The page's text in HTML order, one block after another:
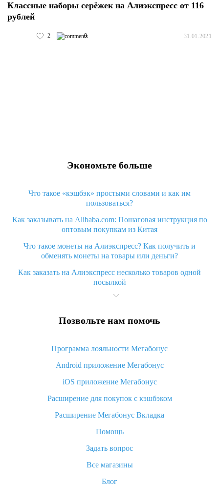
Классные наборы серёжек на Алиэкспресс от 116
рублей
2 0 31.01.2021
Экономьте больше
Что такое «кэшбэк» простыми словами и как им
пользоваться?
Как заказывать на Alibaba.com: Пошаговая инструкция по
оптовым покупкам из Китая
Что такое монеты на Алиэкспресс? Как получить и
обменять монеты на товары или деньги?
Как заказать на Алиэкспресс несколько товаров одной
посылкой
Что значит статус «Заказ закрыт» на Алиэкспресс и что
Что делать, если Алиэкспресс просит ввести паспортные
Как узнать, куда пришла посылка с Алиэкспресс
Вы отменили заказ на Алиэкспресс, когда вернут деньги?
Что такое баллы на Алиэкспресс, как их получить и
«AliExpress Standard Shipping»: что это за метод доставки и
как его отслеживать
Как покупать оптом на Алиэкспресс
Что делать, если не пришел товар с Алиэкспресс
возврата денег
Позвольте нам помочь
Программа лояльности Мегабонус
Android приложение Мегабонус
iOS приложение Мегабонус
Расширение для покупок с кэшбэком
Расширение Мегабонус Вкладка
Помощь
Задать вопрос
Все магазины
Блог